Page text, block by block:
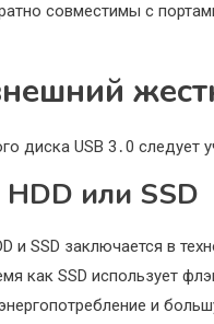
совместимы с
диска USB 3․0 следует
или SSD
и SSD заключается в
как SSD использует
и